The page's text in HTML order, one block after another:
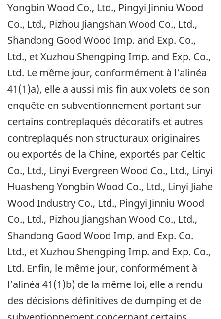
Yongbin Wood Co., Ltd., Pingyi Jinniu Wood
Co., Ltd., Pizhou Jiangshan Wood Co., Ltd.,
Shandong Good Wood Imp. and Exp. Co.,
Ltd., et Xuzhou Shengping Imp. and Exp. Co.,
Ltd. Le même jour, conformément à l’alinéa
41(1)a), elle a aussi mis fin aux volets de son
enquête en subventionnement portant sur
certains contreplaqués décoratifs et autres
contreplaqués non structuraux originaires
ou exportés de la Chine, exportés par Celtic
Co., Ltd., Linyi Evergreen Wood Co., Ltd., Linyi
Huasheng Yongbin Wood Co., Ltd., Linyi Jiahe
Wood Industry Co., Ltd., Pingyi Jinniu Wood
Co., Ltd., Pizhou Jiangshan Wood Co., Ltd.,
Shandong Good Wood Imp. and Exp. Co.
Ltd., et Xuzhou Shengping Imp. and Exp. Co.,
Ltd. Enfin, le même jour, conformément à
l’alinéa 41(1)b) de la même loi, elle a rendu
des décisions définitives de dumping et de